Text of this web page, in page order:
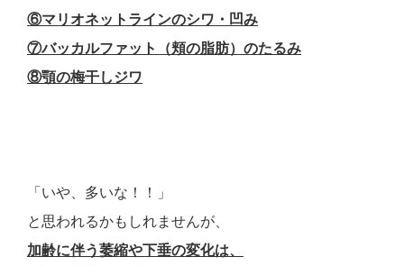
⑥マリオネットラインのシワ・凹み
⑦バッカルファット（頬の脂肪）のたるみ
⑧顎の梅干しジワ
「いや、多いな！！」
と思われるかもしれませんが、
加齢に伴う萎縮や下垂の変化は、